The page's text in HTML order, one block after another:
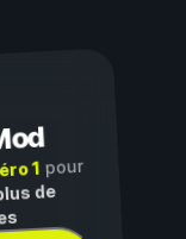
1pour
de